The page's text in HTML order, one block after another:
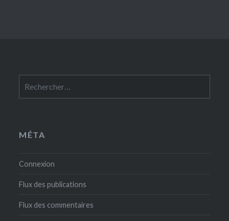
MÉTA
Connexion
Flux des publications
Flux des commentaires